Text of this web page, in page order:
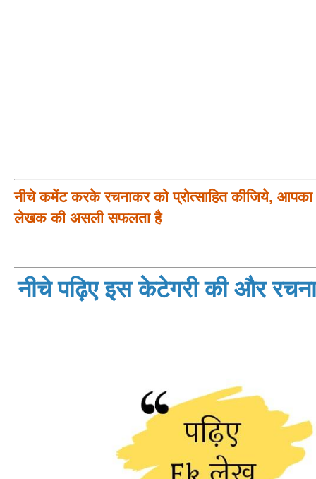
नीचे कमेंट करके रचनाकर को प्रोत्साहित कीजिये, आपका
लेखक की असली सफलता है
नीचे पढ़िए इस केटेगरी की और